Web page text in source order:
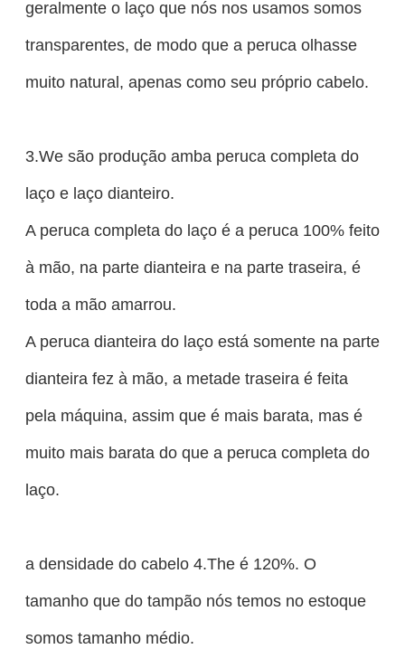
geralmente o laço que nós nos usamos somos
transparentes, de modo que a peruca olhasse
muito natural, apenas como seu próprio cabelo.
3.We são produção amba peruca completa do
laço e laço dianteiro.
A peruca completa do laço é a peruca 100% feito
à mão, na parte dianteira e na parte traseira, é
toda a mão amarrou.
A peruca dianteira do laço está somente na parte
dianteira fez à mão, a metade traseira é feita
pela máquina, assim que é mais barata, mas é
muito mais barata do que a peruca completa do
laço.
a densidade do cabelo 4.The é 120%. O
tamanho que do tampão nós temos no estoque
somos tamanho médio.